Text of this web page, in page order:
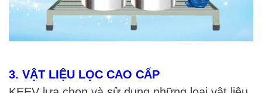
3. VẬT LIỆU LỌC CAO CẤP